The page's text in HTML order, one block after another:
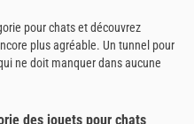
pour chats et découvrez
plus agréable. Un tunnel pour
ne doit manquer dans aucune
des jouets pour chats